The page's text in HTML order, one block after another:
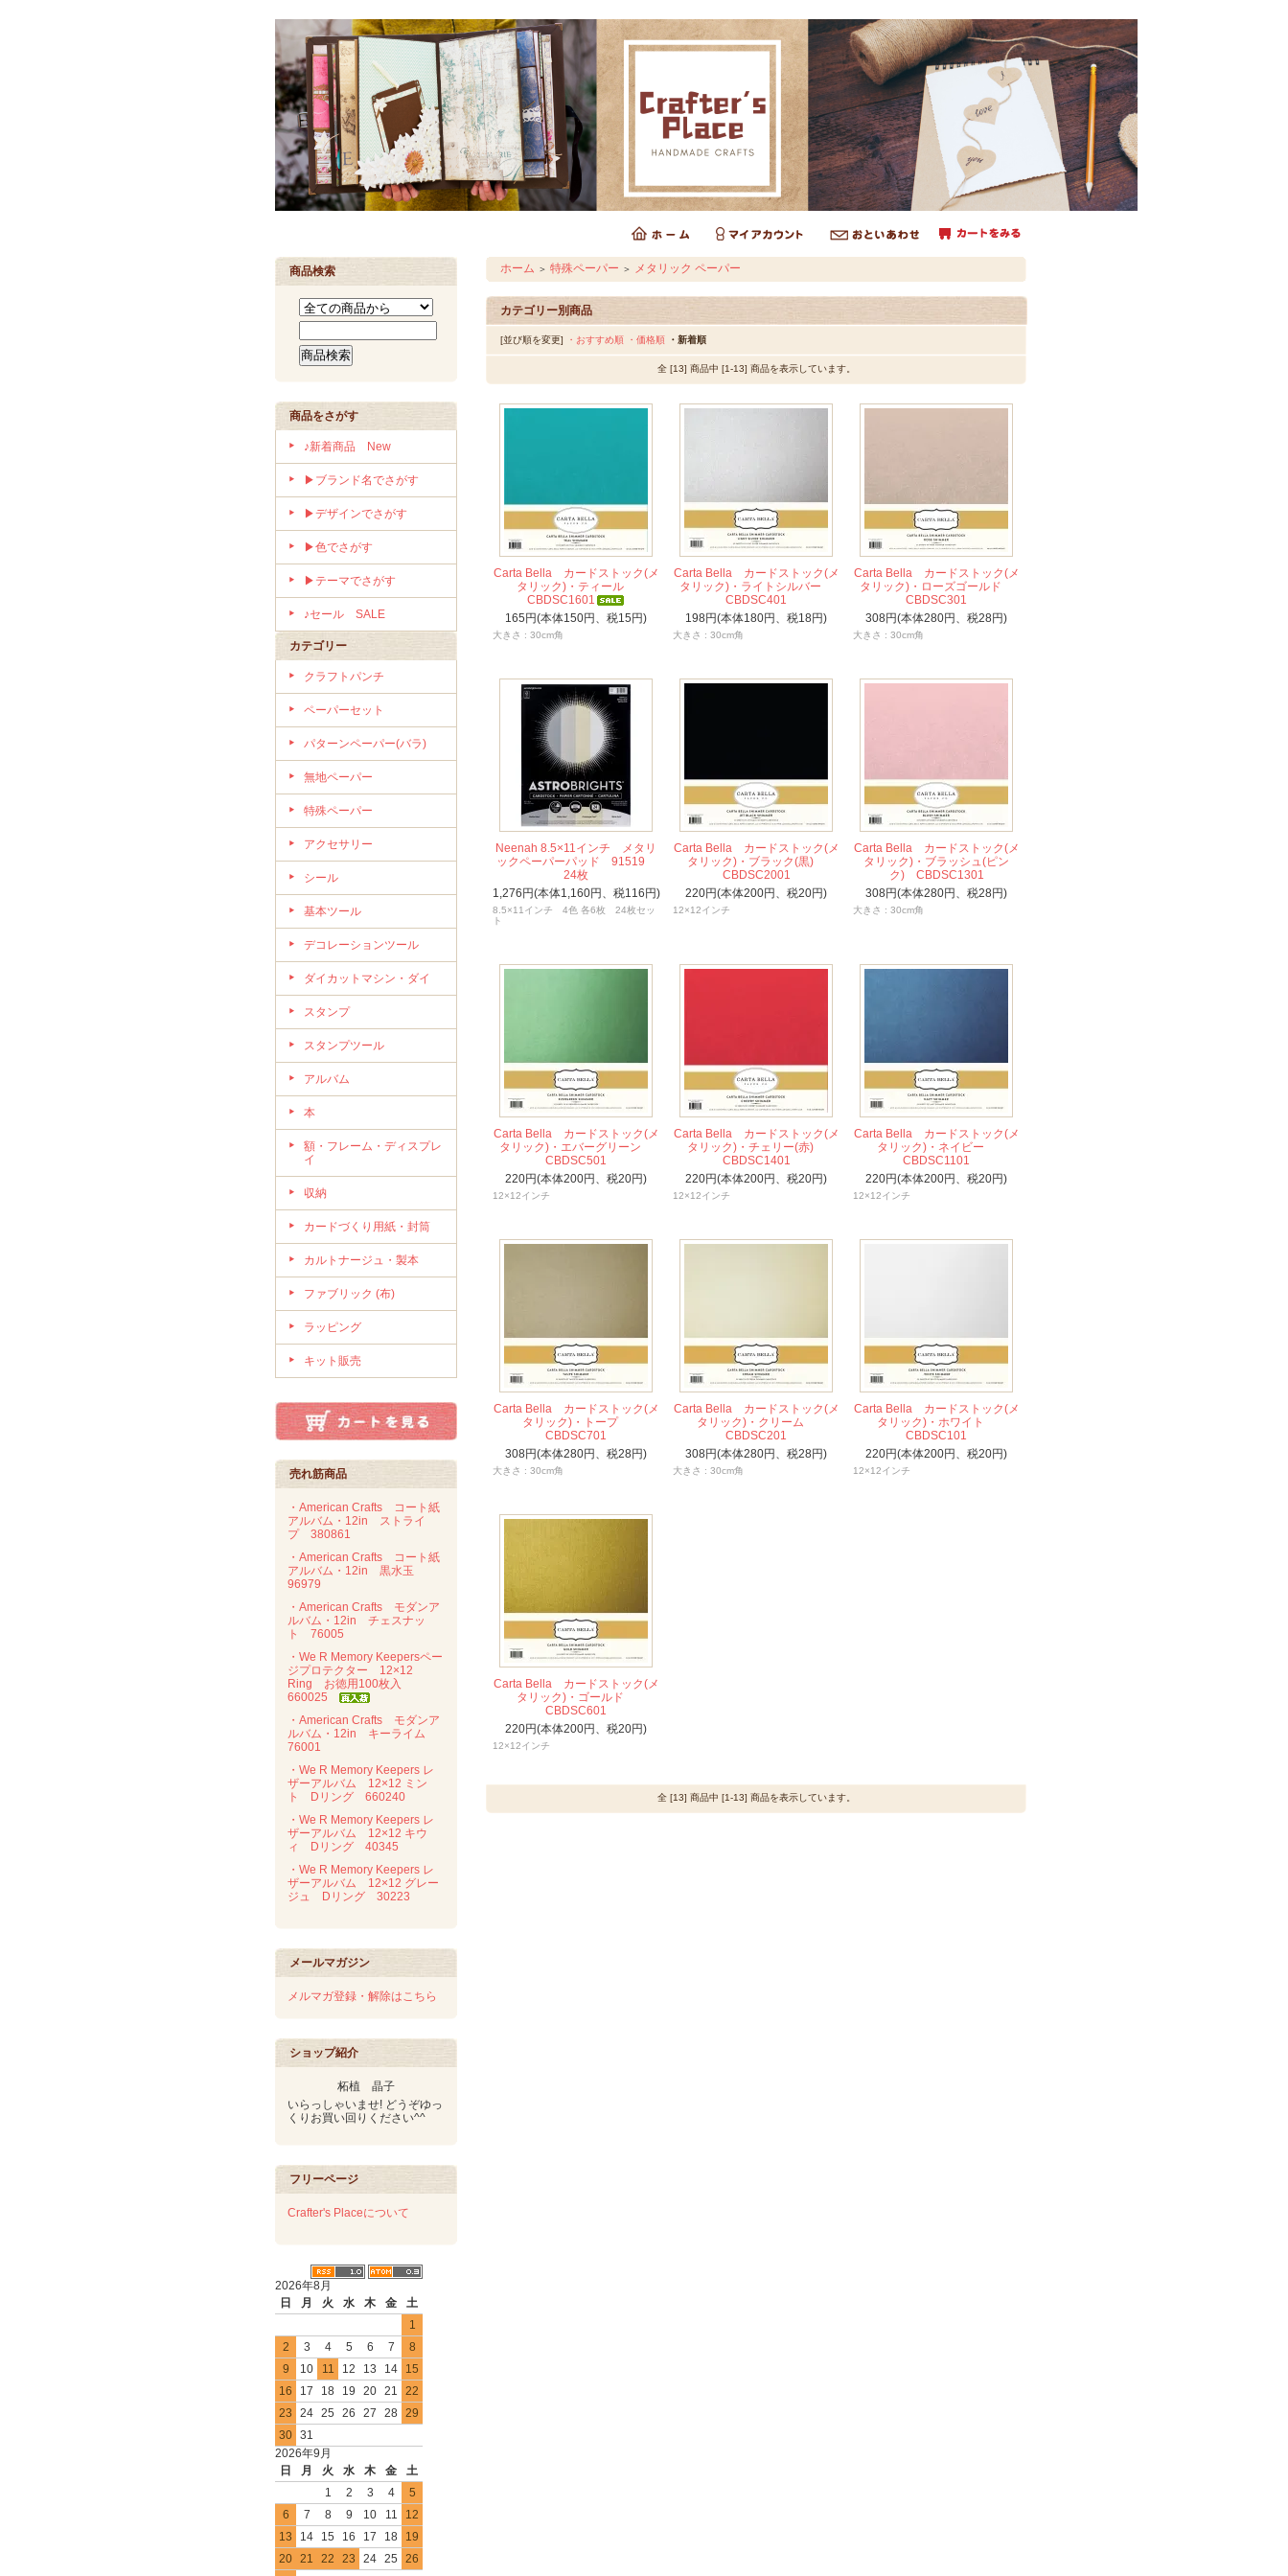
商品検索
商品をさがす
♪新着商品 New
▶ブランド名でさがす
▶デザインでさがす
▶色でさがす
▶テーマでさがす
♪セール SALE
カテゴリー
クラフトパンチ
ペーパーセット
パターンペーパー(バラ)
無地ペーパー
特殊ペーパー
アクセサリー
シール
基本ツール
デコレーションツール
ダイカットマシン・ダイ
スタンプ
スタンプツール
アルバム
本
額・フレーム・ディスプレ
イ
収納
カードづくり用紙・封筒
カルトナージュ・製本
ファブリック (布)
ラッピング
キット販売
売れ筋商品
・American Crafts コート紙
アルバム・12in ストライ
プ 380861
・American Crafts コート紙
アルバム・12in 黒水玉
96979
・American Crafts モダンア
ルバム・12in チェスナッ
ト 76005
・We R Memory Keepersペー
ジプロテクター 12×12
Ring お徳用100枚入
660025
・American Crafts モダンア
ルバム・12in キーライム
76001
・We R Memory Keepers レ
ザーアルバム 12×12 ミン
ト Dリング 660240
・We R Memory Keepers レ
ザーアルバム 12×12 キウ
ィ Dリング 40345
・We R Memory Keepers レ
ザーアルバム 12×12 グレー
ジュ Dリング 30223
メールマガジン
メルマガ登録・解除はこちら
ショップ紹介
柘植 晶子
いらっしゃいませ! どうぞゆっ
くりお買い回りください^^
フリーページ
Crafter's Placeについて
2026年8月
日
月 火 水 木 金
土
1
2
3 4 5 6 7
8
9
10 11 12 13 14
15
16
17 18 19 20 21
22
23
24 25 26 27 28 29
30 31
2026年9月
日
月 火 水 木 金
土
1
2 3 4
5
6
7 8 9 10 11
12
13
14 15 16 17 18
19
20 21 22 23 24 25
26
ホーム ＞ 特殊ペーパー ＞ メタリック ペーパー
カテゴリー別商品
[並び順を変更] ・おすすめ順 ・価格順 ・新着順
全 [13] 商品中 [1-13] 商品を表示しています。
Carta Bella カードストック(メ
タリック)・ティール
CBDSC1601
165円(本体150円、税15円)
大きさ : 30cm角
Carta Bella カードストック(メ
タリック)・ライトシルバー
CBDSC401
198円(本体180円、税18円)
大きさ : 30cm角
Carta Bella カードストック(メ
タリック)・ローズゴールド
CBDSC301
308円(本体280円、税28円)
大きさ : 30cm角
Neenah 8.5×11インチ メタリ
ックペーパーパッド 91519
24枚
1,276円(本体1,160円、税116円)
8.5×11インチ 4色 各6枚 24枚セッ
ト
Carta Bella カードストック(メ
タリック)・ブラック(黒)
CBDSC2001
220円(本体200円、税20円)
12×12インチ
Carta Bella カードストック(メ
タリック)・ブラッシュ(ピン
ク) CBDSC1301
308円(本体280円、税28円)
大きさ : 30cm角
Carta Bella カードストック(メ
タリック)・エバーグリーン
CBDSC501
220円(本体200円、税20円)
12×12インチ
Carta Bella カードストック(メ
タリック)・チェリー(赤)
CBDSC1401
220円(本体200円、税20円)
12×12インチ
Carta Bella カードストック(メ
タリック)・ネイビー
CBDSC1101
220円(本体200円、税20円)
12×12インチ
Carta Bella カードストック(メ
タリック)・トープ
CBDSC701
308円(本体280円、税28円)
大きさ : 30cm角
Carta Bella カードストック(メ
タリック)・クリーム
CBDSC201
308円(本体280円、税28円)
大きさ : 30cm角
Carta Bella カードストック(メ
タリック)・ホワイト
CBDSC101
220円(本体200円、税20円)
12×12インチ
Carta Bella カードストック(メ
タリック)・ゴールド
CBDSC601
220円(本体200円、税20円)
12×12インチ
全 [13] 商品中 [1-13] 商品を表示しています。